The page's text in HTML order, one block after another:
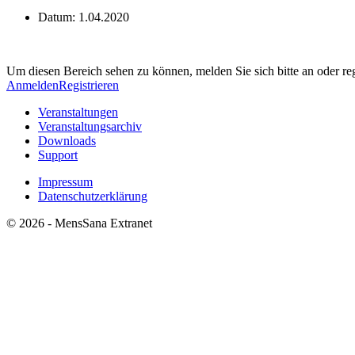
Datum: 1.04.2020
Um diesen Bereich sehen zu können, melden Sie sich bitte an oder
AnmeldenRegistrieren
Veranstaltungen
Veranstaltungsarchiv
Downloads
Support
Impressum
Datenschutzerklärung
© 2026 - MensSana Extranet